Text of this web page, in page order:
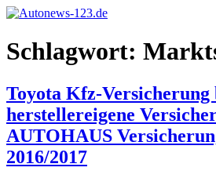
Zum
springen
Autonews-
123.de
Autonews
mit
Schlagwort:
Toyota Kfz-Versicherung
herstellereigene
AUTOHAUS
2016/2017